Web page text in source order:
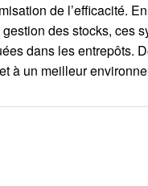
de l’efficacité.
des stocks, ces
dans les entrepôts.
à un meilleur